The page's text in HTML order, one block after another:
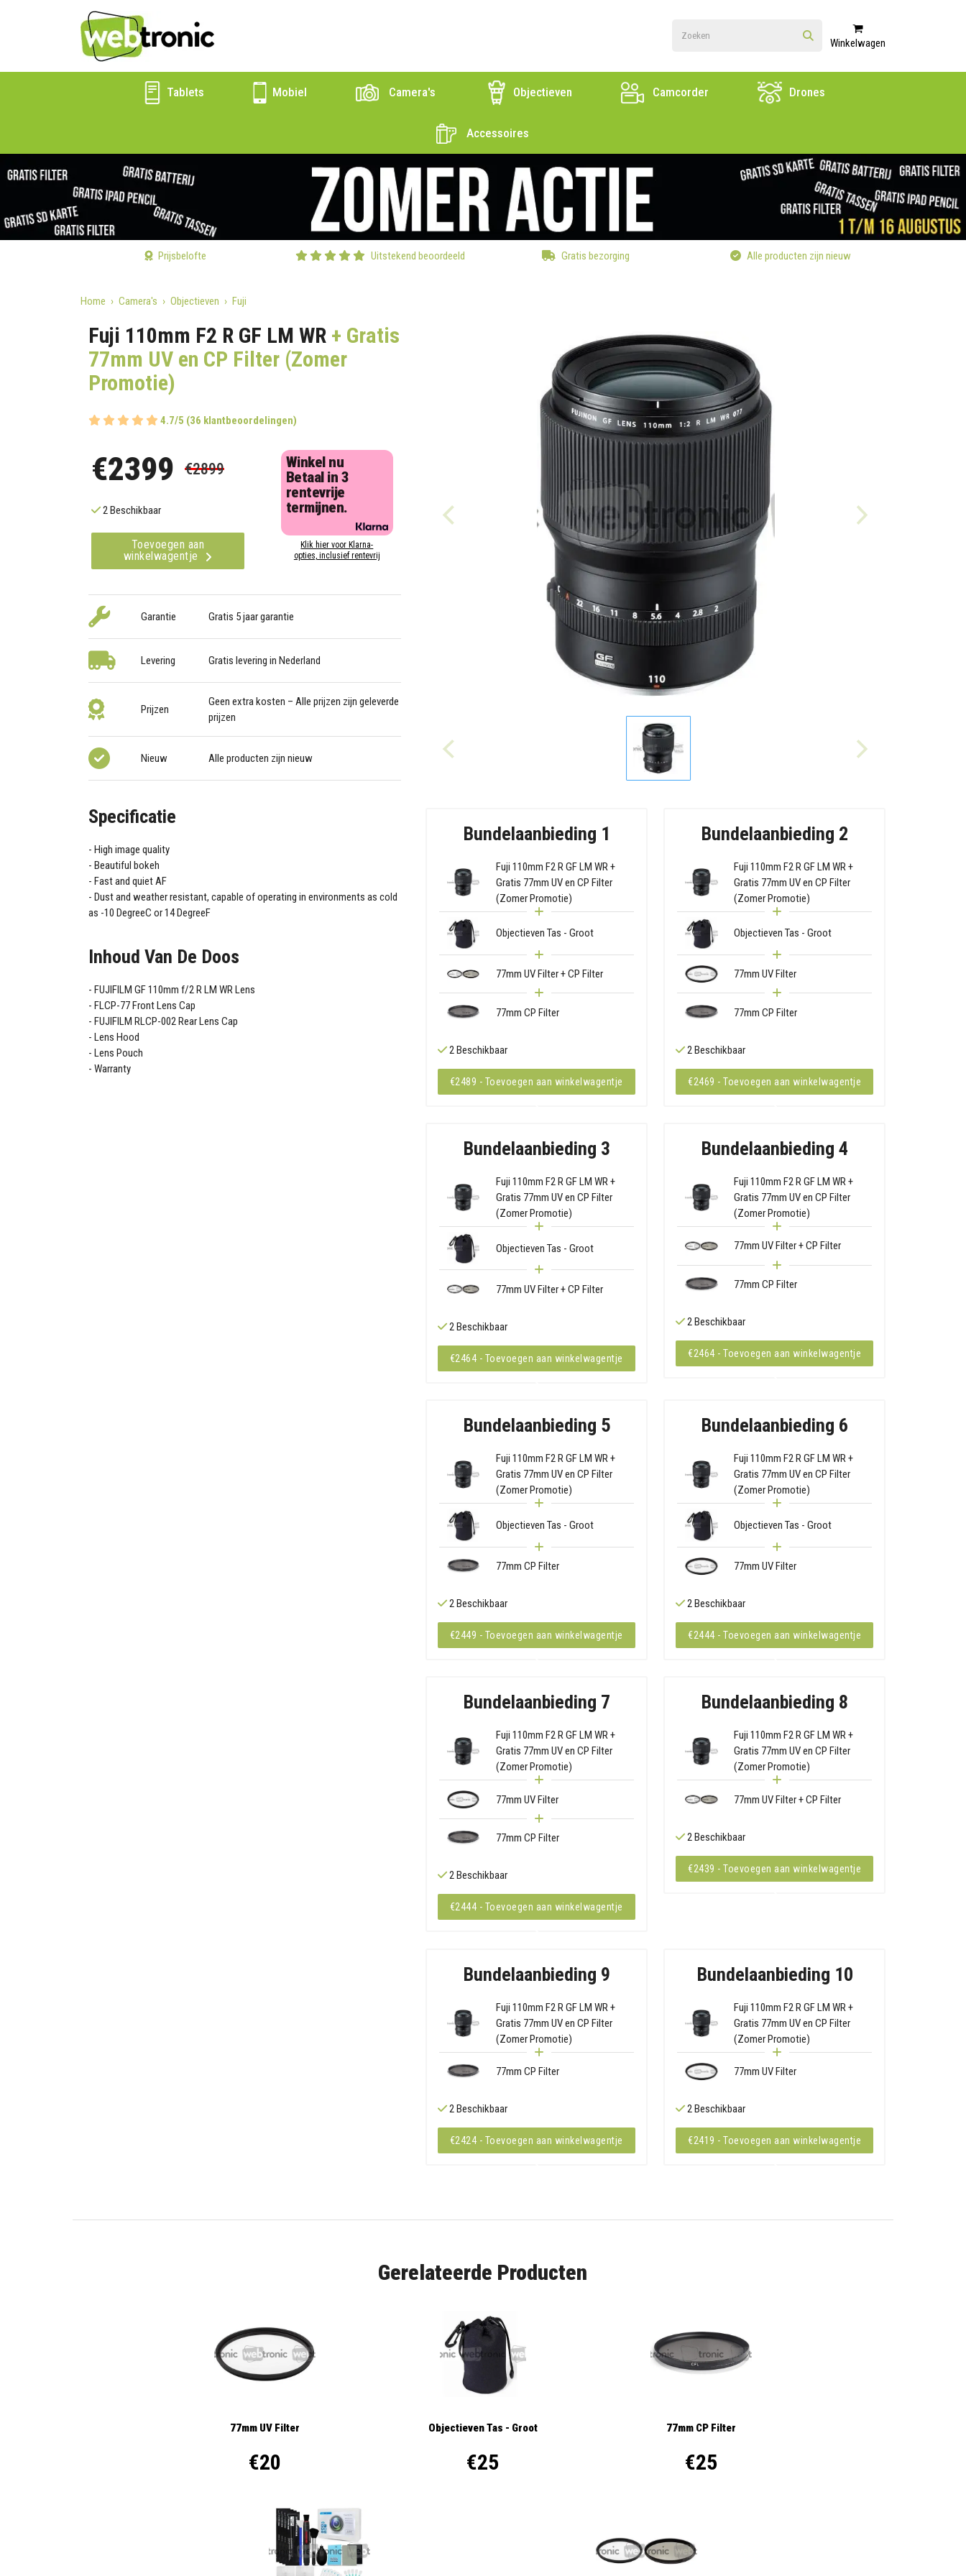
Winkelwagen
Tablets Mobiel Camera's Objectieven Camcorder Drones
Accessoires
Prijsbelofte Uitstekend beoordeeld Gratis bezorging Alle producten zijn nieuw
Home Camera's Objectieven Fuji
Fuji 110mm F2 R GF LM WR + Gratis
77mm UV en CP Filter (Zomer
Promotie)
4.7/5 (36 klantbeoordelingen)
€2399 €2899
2 Beschikbaar
Toevoegen aan
winkelwagentje
Winkel nu
Betaal in 3
rentevrije
termijnen.
Klik hier voor Klarna-
opties, inclusief rentevrij
Garantie Gratis 5 jaar garantie
Levering Gratis levering in Nederland
Prijzen
Geen extra kosten – Alle prijzen zijn geleverde
prijzen
Nieuw Alle producten zijn nieuw
Bundelaanbieding 1
Fuji 110mm F2 R GF LM WR +
Gratis 77mm UV en CP Filter
(Zomer Promotie)
Objectieven Tas - Groot
77mm UV Filter + CP Filter
77mm CP Filter
2 Beschikbaar
€2489 - Toevoegen aan winkelwagentje
Bundelaanbieding 2
Fuji 110mm F2 R GF LM WR +
Gratis 77mm UV en CP Filter
(Zomer Promotie)
Objectieven Tas - Groot
77mm UV Filter
77mm CP Filter
2 Beschikbaar
€2469 - Toevoegen aan winkelwagentje
Bundelaanbieding 3
Fuji 110mm F2 R GF LM WR +
Gratis 77mm UV en CP Filter
(Zomer Promotie)
Objectieven Tas - Groot
77mm UV Filter + CP Filter
2 Beschikbaar
€2464 - Toevoegen aan winkelwagentje
Bundelaanbieding 4
Fuji 110mm F2 R GF LM WR +
Gratis 77mm UV en CP Filter
(Zomer Promotie)
77mm UV Filter + CP Filter
77mm CP Filter
2 Beschikbaar
€2464 - Toevoegen aan winkelwagentje
Bundelaanbieding 5
Fuji 110mm F2 R GF LM WR +
Gratis 77mm UV en CP Filter
(Zomer Promotie)
Objectieven Tas - Groot
77mm CP Filter
2 Beschikbaar
€2449 - Toevoegen aan winkelwagentje
Bundelaanbieding 6
Fuji 110mm F2 R GF LM WR +
Gratis 77mm UV en CP Filter
(Zomer Promotie)
Objectieven Tas - Groot
77mm UV Filter
2 Beschikbaar
€2444 - Toevoegen aan winkelwagentje
Bundelaanbieding 7
Fuji 110mm F2 R GF LM WR +
Gratis 77mm UV en CP Filter
(Zomer Promotie)
77mm UV Filter
77mm CP Filter
2 Beschikbaar
€2444 - Toevoegen aan winkelwagentje
Bundelaanbieding 8
Fuji 110mm F2 R GF LM WR +
Gratis 77mm UV en CP Filter
(Zomer Promotie)
77mm UV Filter + CP Filter
2 Beschikbaar
€2439 - Toevoegen aan winkelwagentje
Bundelaanbieding 9
Fuji 110mm F2 R GF LM WR +
Gratis 77mm UV en CP Filter
(Zomer Promotie)
77mm CP Filter
2 Beschikbaar
€2424 - Toevoegen aan winkelwagentje
Bundelaanbieding 10
Fuji 110mm F2 R GF LM WR +
Gratis 77mm UV en CP Filter
(Zomer Promotie)
77mm UV Filter
2 Beschikbaar
€2419 - Toevoegen aan winkelwagentje
Specificatie
High image quality
Beautiful bokeh
Fast and quiet AF
Dust and weather resistant, capable of operating in environments as cold
as -10 DegreeC or 14 DegreeF
Inhoud Van De Doos
FUJIFILM GF 110mm f/2 R LM WR Lens
FLCP-77 Front Lens Cap
FUJIFILM RLCP-002 Rear Lens Cap
Lens Hood
Lens Pouch
Warranty
Gerelateerde Producten
77mm UV Filter
€20
Objectieven Tas - Groot
€25
77mm CP Filter
€25